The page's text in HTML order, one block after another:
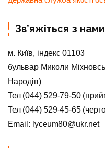
Зв’яжіться з нами
м. Київ, індекс 01103
бульвар Миколи
Народів)
Тел (044) 529-79-50
Тел (044) 529-45-65
Email: lyceum80@ukr.net